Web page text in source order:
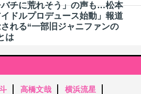
チに荒れそう」の声も…松本
ドルプロデュース始動」報道
れる“一部旧ジャニファンの
は
高橋文哉
横浜流星